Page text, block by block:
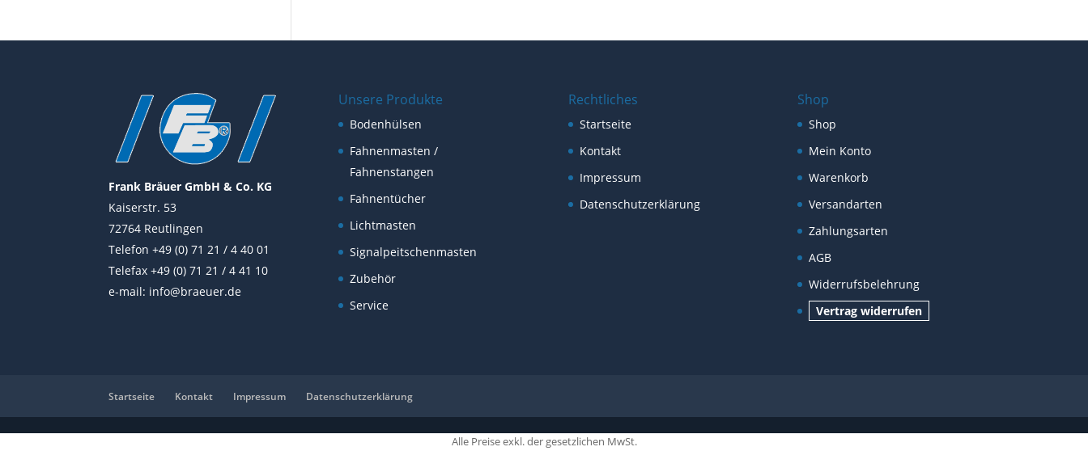
Frank Bräuer GmbH & Co. KG
Kaiserstr. 53
72764 Reutlingen
Telefon +49 (0) 71 21 / 4 40 01
Telefax +49 (0) 71 21 / 4 41 10
e-mail: info@braeuer.de
Unsere Produkte
Bodenhülsen
Fahnenmasten /
Fahnenstangen
Fahnentücher
Lichtmasten
Signalpeitschenmasten
Zubehör
Service
Rechtliches
Startseite
Kontakt
Impressum
Datenschutzerklärung
Shop
Shop
Mein Konto
Warenkorb
Versandarten
Zahlungsarten
AGB
Widerrufsbelehrung
Vertrag widerrufen
Startseite Kontakt Impressum Datenschutzerklärung
Alle Preise exkl. der gesetzlichen MwSt.